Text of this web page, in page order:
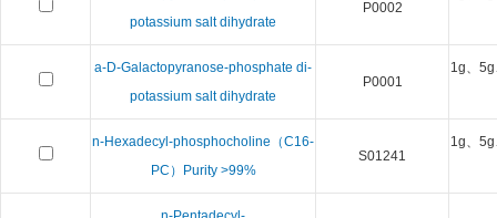
potassium salt dihydrate
P0002
a-D-Galactopyranose-phosphate di-
potassium salt dihydrate
P0001
1g、
n-Hexadecyl-phosphocholine（C16-
PC）Purity >99%
S01241
1g、